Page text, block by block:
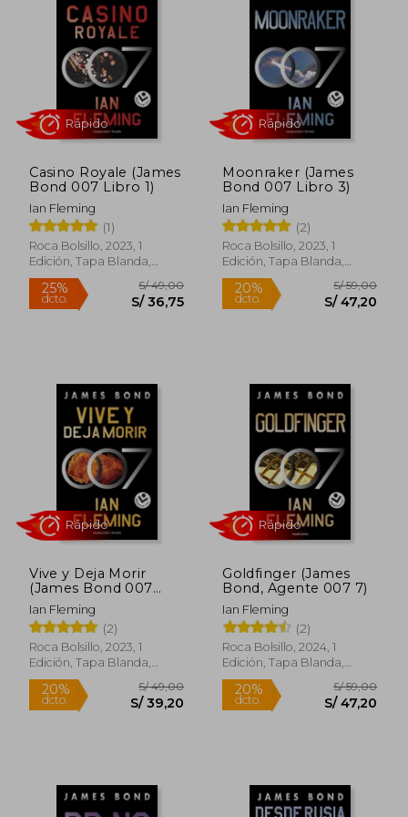
Casino Royale (James
Bond 007 Libro 1)
Ian Fleming
(1)
Roca Bolsillo, 2023, 1
Edición, Tapa Blanda,
Nuevo
dcto. S/ 36,75
Rápido
Moonraker (James
Bond 007 Libro 3)
Ian Fleming
(2)
Roca Bolsillo, 2023, 1
Edición, Tapa Blanda,
Nuevo
20%
dcto.
Rápido
Vive y Deja Morir
(James Bond 007
Libro 2)
Ian Fleming
(2)
Roca Bolsillo, 2023, 1
Edición, Tapa Blanda,
Nuevo
Rápido
Goldfinger (James
Bond, Agente 007 7)
Ian Fleming
(2)
Roca Bolsillo, 2024, 1
Edición, Tapa Blanda,
Nuevo